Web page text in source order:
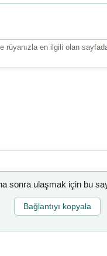
rüyanızla en ilgili olan
sonra ulaşmak için bu
Bağlantıyı kopyala